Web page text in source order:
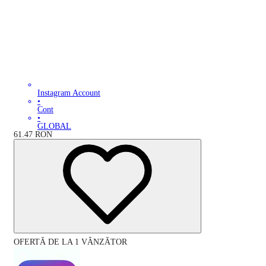
Instagram Account
•
Cont
•
GLOBAL
61.47 RON
OFERTĂ DE LA 1 VÂNZĂTOR